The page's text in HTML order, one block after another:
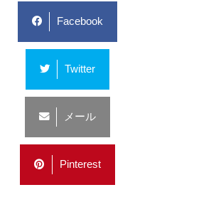
Facebook
Twitter
メール
Pinterest